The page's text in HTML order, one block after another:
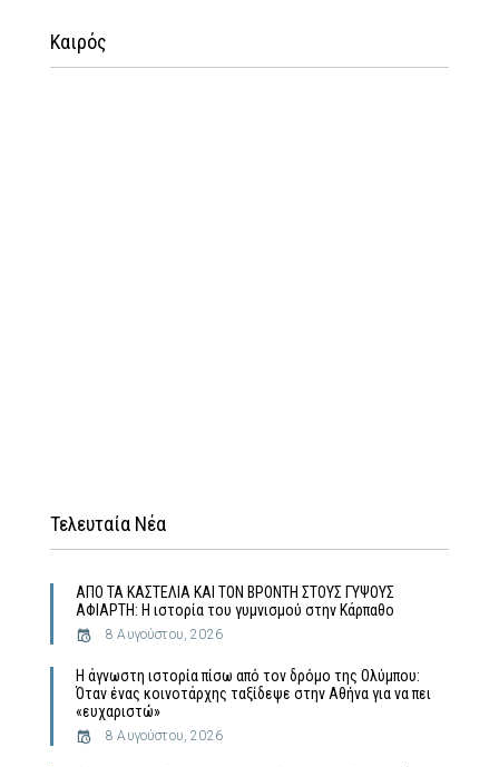
Καιρός
Τελευταία Νέα
ΑΠΟ ΤΑ ΚΑΣΤΕΛΙΑ ΚΑΙ ΤΟΝ ΒΡΟΝΤΗ ΣΤΟΥΣ ΓΥΨΟΥΣ
ΑΦΙΑΡΤΗ: Η ιστορία του γυμνισμού στην Κάρπαθο
8 Αυγούστου, 2026
Η άγνωστη ιστορία πίσω από τον δρόμο της Ολύμπου:
Όταν ένας κοινοτάρχης ταξίδεψε στην Αθήνα για να πει
«ευχαριστώ»
8 Αυγούστου, 2026